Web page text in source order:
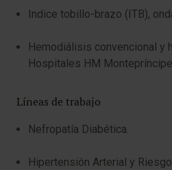
Indice tobillo-brazo (ITB),
Hemodiálisis convencional y
Hospitales HM
Líneas de trabajo
Nefropatía Diabética.
Hipertensión Arterial y